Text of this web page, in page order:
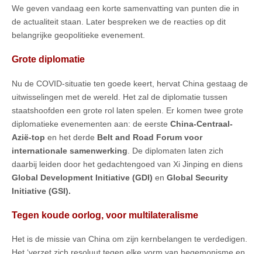
We geven vandaag een korte samenvatting van punten die in
de actualiteit staan. Later bespreken we de reacties op dit
belangrijke geopolitieke evenement.
Grote diplomatie
Nu de COVID-situatie ten goede keert, hervat China gestaag de
uitwisselingen met de wereld. Het zal de diplomatie tussen
staatshoofden een grote rol laten spelen. Er komen twee grote
diplomatieke evenementen aan: de eerste China-Centraal-
Azië-top en het derde Belt and Road Forum voor
internationale samenwerking . De diplomaten laten zich
daarbij leiden door het gedachtengoed van Xi Jinping en diens
Global Development Initiative (GDI) en Global Security
Initiative (GSI).
Tegen koude oorlog, voor multilateralisme
Het is de missie van China om zijn kernbelangen te verdedigen.